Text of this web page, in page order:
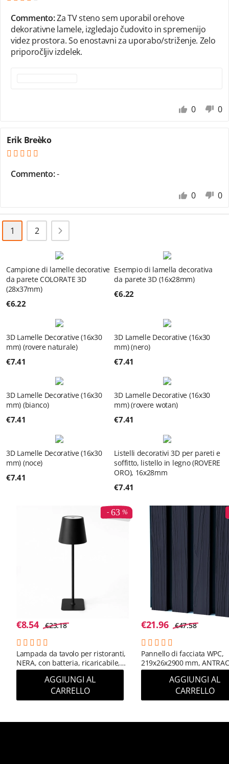
Commento:Za TV steno sem uporabil orehove
dekorativne lamele, izgledajo čudovito in spremenijo
videz prostora. So enostavni za uporabo/striženje. Zelo
priporočljiv izdelek.
0 0
Erik Breèko
Commento:-
0
0
1 2
Campione di lamelle decorative
da parete COLORATE 3D
(28x37mm)
€6.22
Esempio di lamella decorativa
da parete 3D (16x28mm)
€6.22
3D Lamelle Decorative (16x30
mm) (rovere naturale)
€7.41
3D Lamelle Decorative (16x30
mm) (nero)
€7.41
3D Lamelle Decorative (16x30
mm) (bianco)
€7.41
3D Lamelle Decorative (16x30
mm) (rovere wotan)
€7.41
3D Lamelle Decorative (16x30
mm) (noce)
€7.41
Listelli decorativi 3D per pareti e
soffitto, listello in legno (ROVERE
ORO), 16x28mm
€7.41
63
€8.54 €23.18
Lampada da tavolo per ristoranti,
NERA, con batteria, ricaricabile,
3600 mAh
AGGIUNGI AL
CARRELLO
€21.96 €47.58
Pannello di facciata WPC,
219x26x2900 mm,
(RAL 7016) (0,63 m²)
AGGIUNGI AL
CARRELLO